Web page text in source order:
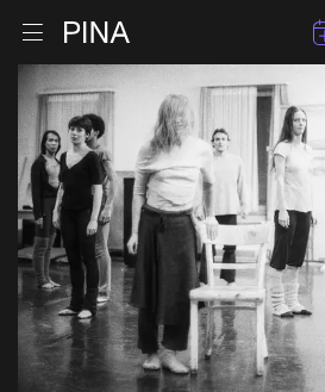
Zum Inhalt springen
Menu öffnen